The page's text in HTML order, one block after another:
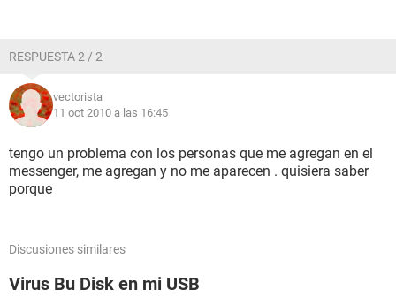
RESPUESTA 2 / 2
vectorista
11 oct 2010 a las 16:45
tengo un problema con los personas que me agregan en el
messenger, me agregan y no me aparecen . quisiera saber
porque
Discusiones similares
Virus Bu Disk en mi USB